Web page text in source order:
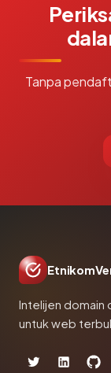
Tanpa
Intelijen domain
untuk web